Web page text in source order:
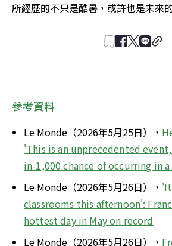
所經歷的不只是酷暑，或許也是未來
參考資料
Le Monde（2026年5月25日），
'This is an unprecedented
in-1,000 chance of occurring in
Le Monde（2026年5月26日），
classrooms this afternoon':
hottest day in May on record
Le Monde（2026年5月26日），